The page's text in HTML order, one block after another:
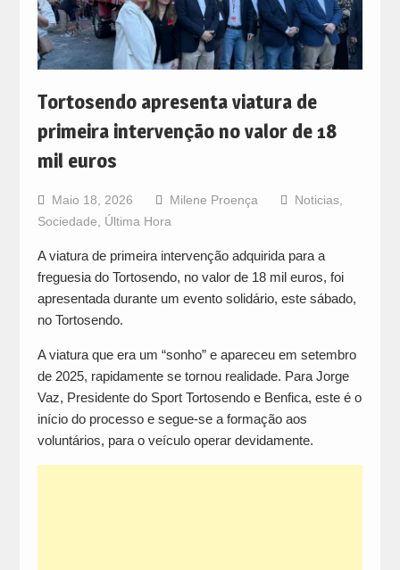
Tortosendo apresenta viatura de
primeira intervenção no valor de 18
mil euros
Maio 18, 2026 Milene Proença Noticias,
Sociedade
Última Hora
A viatura de primeira intervenção adquirida para a
freguesia do Tortosendo, no valor de 18 mil euros, foi
apresentada durante um evento solidário, este sábado,
no Tortosendo.
A viatura que era um “sonho” e apareceu em setembro
de 2025, rapidamente se tornou realidade. Para Jorge
Vaz, Presidente do Sport Tortosendo e Benfica, este é o
início do processo e segue-se a formação aos
voluntários, para o veículo operar devidamente.